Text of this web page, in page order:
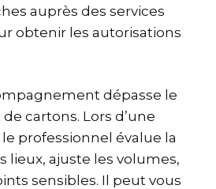
auprès des services
obtenir les autorisations
dépasse le
cartons. Lors d’une
professionnel évalue la
lieux, ajuste les volumes,
sensibles. Il peut vous